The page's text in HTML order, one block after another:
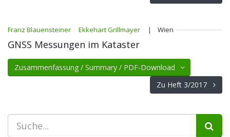
Franz Blauensteiner Ekkehart Grillmayer | Wien
GNSS Messungen im Kataster
Zusammenfassung / Summary / PDF-Download
Zu Heft 3/2017